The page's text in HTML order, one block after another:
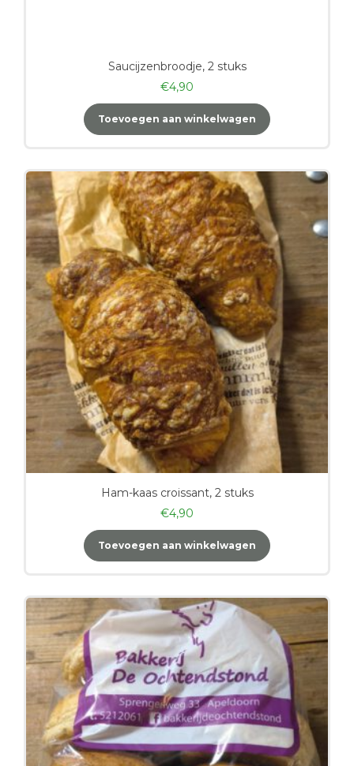
Saucijzenbroodje, 2 stuks
€4,90
Toevoegen aan winkelwagen
Ham-kaas croissant, 2 stuks
€4,90
Toevoegen aan winkelwagen